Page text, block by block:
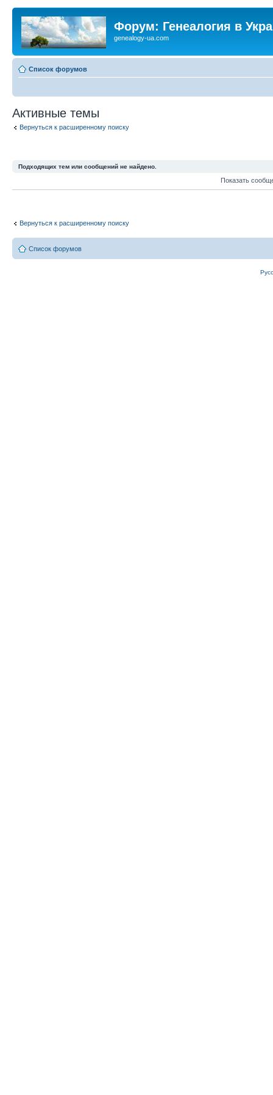
Форум: Генеалогия в
genealogy-ua.com
Список форумов
Активные темы
Вернуться к расширенному поиску
Подходящих тем или сообщений не найдено.
Показать
Вернуться к расширенному поиску
Список форумов